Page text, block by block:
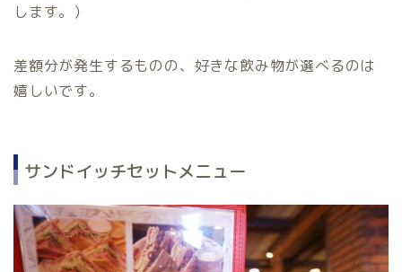
します。）
差額分が発生するものの、好きな飲み物が選べるのは
嬉しいです。
サンドイッチセットメニュー